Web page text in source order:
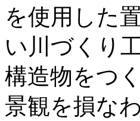
を使用した
い川づくり
構造物をつ
景観を損な